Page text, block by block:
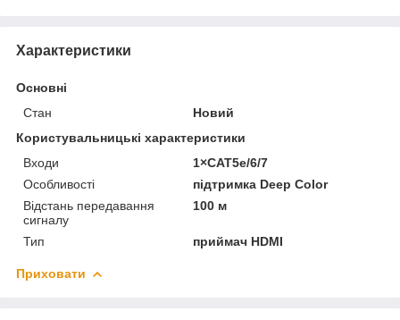
Характеристики
Основні
Стан
Новий
Користувальницькі характеристики
Входи
1×CAT5e/6/7
Особливості
підтримка Deep Color
Відстань передавання
сигналу
100 м
Тип приймач HDMI
Приховати